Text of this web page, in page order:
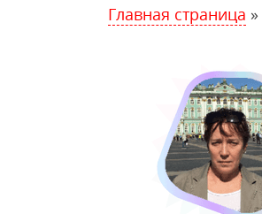
Главная страница »